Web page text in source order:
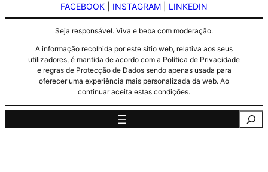
FACEBOOK INSTAGRAM LINKEDIN
Seja responsável. Viva e beba com moderação.
A informação recolhida por este sitio web, relativa aos seus
utilizadores, é mantida de acordo com a Política de Privacidade
e regras de Protecção de Dados sendo apenas usada para
oferecer uma experiência mais personalizada da web. Ao
continuar aceita estas condições.